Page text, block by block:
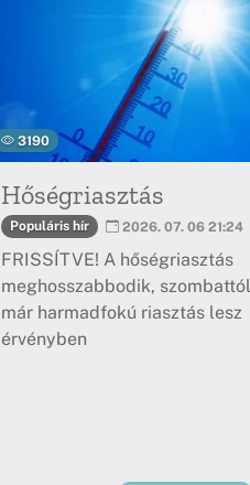
3190
Hőségriasztás
Populáris hír 2026. 07. 06 21:24
FRISSÍTVE! A hőségriasztás
meghosszabbodik, szombattól
már harmadfokú riasztás lesz
érvényben